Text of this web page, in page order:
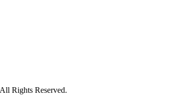
Rights Reserved.